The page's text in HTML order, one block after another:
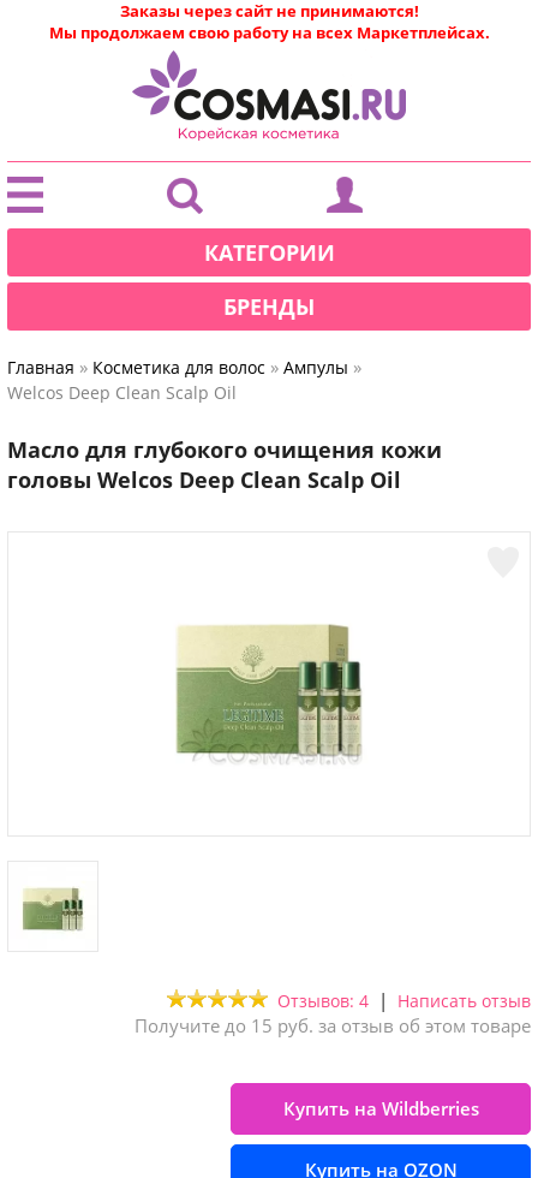
|
Заказы через сайт не принимаются!
Мы продолжаем свою работу на всех Маркетплейсах.
КАТЕГОРИИ
БРЕНДЫ
Главная » Косметика для волос » Ампулы »
Welcos Deep Clean Scalp Oil
Масло для глубокого очищения кожи
головы Welcos Deep Clean Scalp Oil
Отзывов: 4 | Написать отзыв
Получите до 15 руб. за отзыв об этом товаре
Купить на Wildberries
Купить на OZON